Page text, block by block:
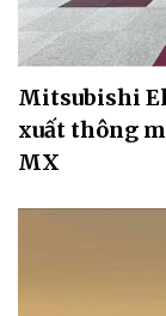
Mitsubishi
xuất thông
MX